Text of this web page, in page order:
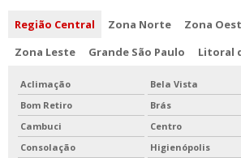
Região Central Zona Norte Zona
Zona Leste
Grande São Paulo Litoral
Aclimação
Bela Vista
Bom Retiro
Brás
Cambuci
Centro
Consolação
Higienópolis